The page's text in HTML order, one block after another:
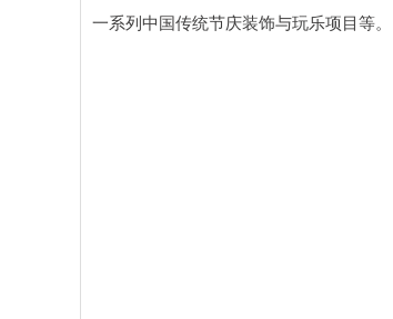
一系列中国传统节庆装饰与玩乐项目等。